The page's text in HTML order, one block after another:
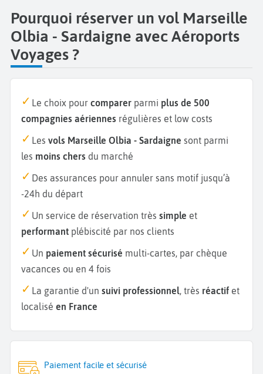
Pourquoi réserver un vol Marseille
Olbia - Sardaigne avec Aéroports
Voyages ?
Le choix pour comparer parmi plus de 500
compagnies aériennes régulières et low costs
Les vols Marseille Olbia - Sardaigne sont parmi
les moins chers du marché
Des assurances pour annuler sans motif jusqu’à
-24h du départ
Un service de réservation très simple et
performant plébiscité par nos clients
Un paiement sécurisé multi-cartes, par chèque
vacances ou en 4 fois
La garantie d'un suivi professionnel, très réactif et
localisé en France
Paiement facile et sécurisé